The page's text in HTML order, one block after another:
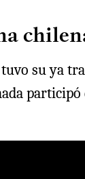
su ya